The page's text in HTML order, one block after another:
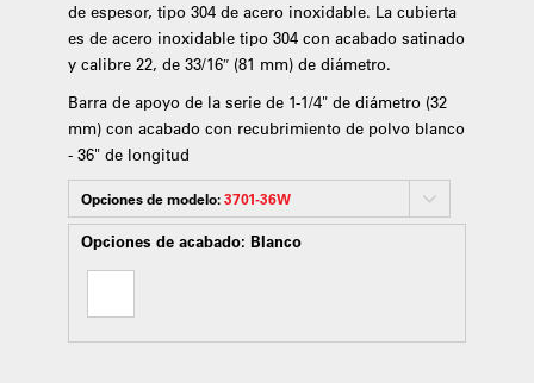
de espesor, tipo 304 de acero inoxidable. La cubierta
es de acero inoxidable tipo 304 con acabado satinado
y calibre 22, de 33/16″ (81 mm) de diámetro.
Barra de apoyo de la serie de 1-1/4" de diámetro (32
mm) con acabado con recubrimiento de polvo blanco
- 36" de longitud
Opciones de modelo:3701-36W
Opciones de acabado: Blanco